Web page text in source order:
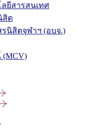
ยีสารสนเทศ
สิต
นิสิตจุฬาฯ (อบจ.)
(MCV)